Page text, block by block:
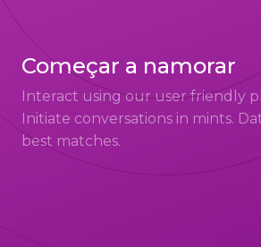
Começar a namorar
Interact using our user friendly
Initiate conversations in mints.
best matches.